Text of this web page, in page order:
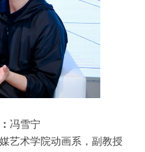
冯雪宁
艺术学院动画系，副教授